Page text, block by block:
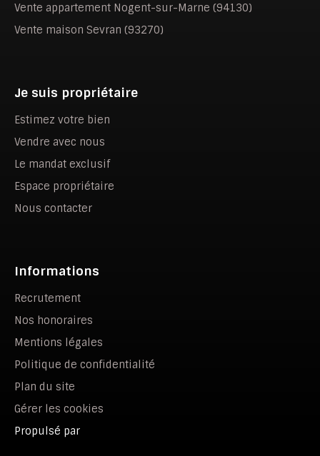
Vente appartement Nogent-sur-Marne (94130)
Vente maison Sevran (93270)
Je suis propriétaire
Estimez votre bien
Vendre avec nous
Le mandat exclusif
Espace propriétaire
Nous contacter
Informations
Recrutement
Nos honoraires
Mentions légales
Politique de confidentialité
Plan du site
Gérer les cookies
Propulsé par